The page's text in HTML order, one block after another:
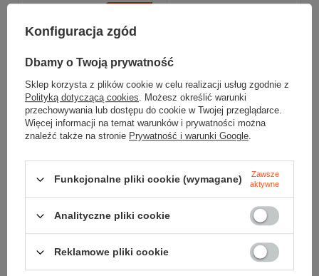
Granger's
Pranie i impregnacja
odzieży wodoodpornej
CLOTHING WASH+REPEL
2in1
69,99 zł
Najniższa cena:59,99 zł +16%
Granger's
Preparat do
czyszczenia
PERFORMANCE WASH
49,99 zł
Do porównania
Konfiguracja zgód
Dbamy o Twoją prywatność
Sklep korzysta z plików cookie w celu realizacji usług zgodnie z
Polityką dotyczącą cookies. Możesz określić warunki
przechowywania lub dostępu do cookie w Twojej przeglądarce.
Więcej informacji na temat warunków i prywatności można
znaleźć także na stronie Prywatność i warunki Google.
Funkcjonalne pliki cookie (wymagane)
Zawsze
aktywne
Analityczne pliki cookie
Reklamowe pliki cookie